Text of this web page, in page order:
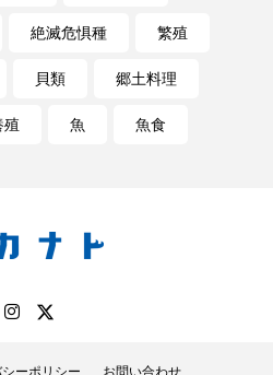
絶滅危惧種 繁殖
貝類 郷土料理
殖 魚 魚食